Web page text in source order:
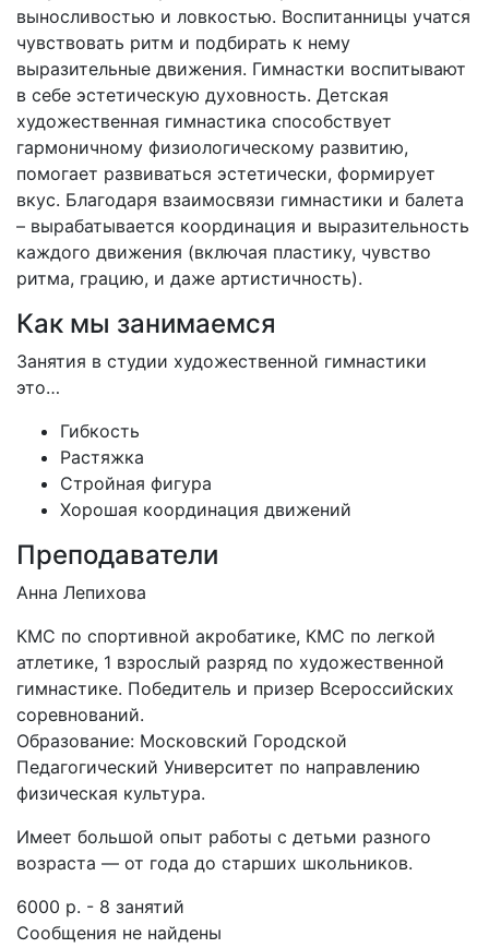
выносливостью и ловкостью. Воспитанницы учатся
чувствовать ритм и подбирать к нему
выразительные движения. Гимнастки воспитывают
в себе эстетическую духовность. Детская
художественная гимнастика способствует
гармоничному физиологическому развитию,
помогает развиваться эстетически, формирует
вкус. Благодаря взаимосвязи гимнастики и балета
– вырабатывается координация и выразительность
каждого движения (включая пластику, чувство
ритма, грацию, и даже артистичность).
Как мы занимаемся
Занятия в студии художественной гимнастики
это…
Гибкость
Растяжка
Стройная фигура
Хорошая координация движений
Преподаватели
Анна Лепихова
КМС по спортивной акробатике, КМС по легкой
атлетике, 1 взрослый разряд по художественной
гимнастике. Победитель и призер Всероссийских
соревнований.
Образование: Московский Городской
Педагогический Университет по направлению
физическая культура.
Имеет большой опыт работы с детьми разного
возраста — от года до старших школьников.
6000 р. - 8 занятий
Сообщения не найдены